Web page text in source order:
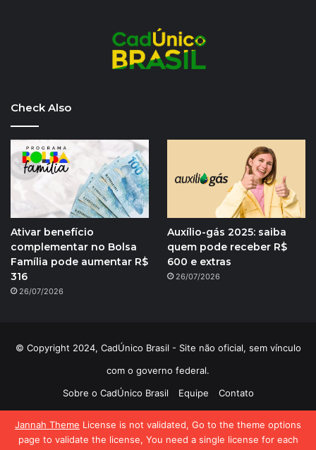
Jannah Theme License is not validated, Go to the theme options
page to validate the license, You need a single license for each
Check Also
Ativar benefício
complementar no Bolsa
Família pode aumentar R$
316
26/07/2026
Auxílio-gás 2025: saiba
quem pode receber R$
600 e extras
26/07/2026
© Copyright 2024, CadÚnico Brasil - Site não oficial, sem vínculo
com o governo federal.
Sobre o CadÚnico Brasil
Equipe
Contato